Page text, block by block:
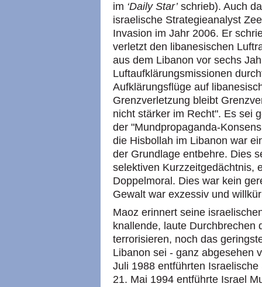
im ‘Daily Star’schrieb). Auch
israelische Strategieanalyst
Invasion im Jahr 2006. Er
verletzt den libanesischen
aus dem Libanon vor sechs
Luftaufklärungsmissionen
Aufklärungsflüge auf
Grenzverletzung bleibt
nicht stärker im Recht". Es sei
der "Mundpropaganda-
die Hisbollah im Libanon war
der Grundlage entbehre. Dies
selektiven Kurzzeitgedächtnis,
Doppelmoral. Dies war kein
Gewalt war exzessiv und
Maoz erinnert seine
knallende, laute Durchbrechen
terrorisieren, noch das
Libanon sei - ganz abgesehen
Juli 1988 entführten
21. Mai 1994 entführte Israel